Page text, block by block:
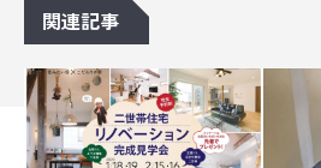
関連記事